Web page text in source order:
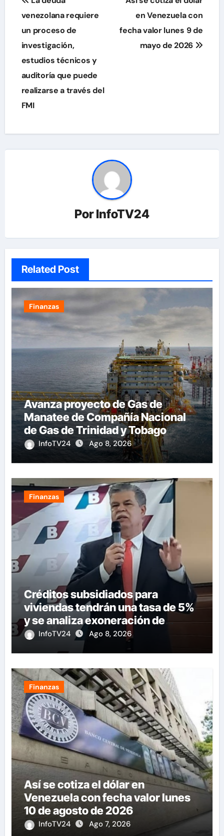
de
entradas
venezolana requiere
un proceso de
investigación,
estudios técnicos y
auditoría que puede
realizarse a través del
FMI
en Venezuela con
fecha valor lunes 9 de
mayo de 2026
PorInfoTV24
Related Post
Finanzas
Avanza proyecto de Gas de
Manatee de Compañía Nacional
de Gas de Trinidad y Tobago
InfoTV24 Ago 8, 2026
Finanzas
Créditos subsidiados para
viviendas tendrán una tasa de 5%
y se analiza exoneración de
aranceles
InfoTV24 Ago 8, 2026
Finanzas
Así se cotiza el dólar en
Venezuela con fecha valor lunes
10 de agosto de 2026
InfoTV24 Ago 7, 2026